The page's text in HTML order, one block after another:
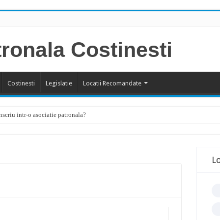
Costinesti Legislatie Locatii Recomandate
intr-o asociatie patronala?